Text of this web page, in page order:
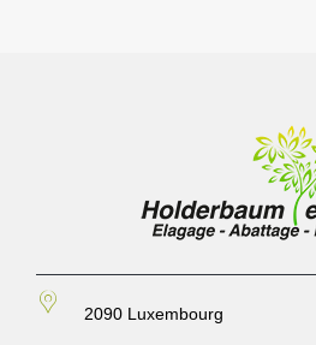
2090 Luxembourg